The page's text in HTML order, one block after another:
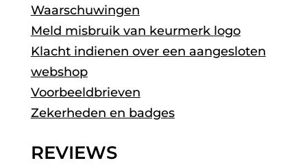
Waarschuwingen
Meld misbruik van keurmerk logo
Klacht indienen over een aangesloten
webshop
Voorbeeldbrieven
Zekerheden en badges
REVIEWS